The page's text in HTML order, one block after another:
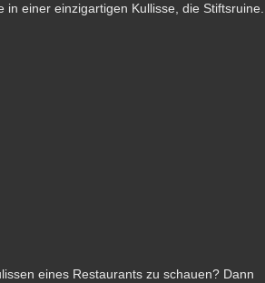
einer einzigartigen Kullisse, die Stiftsruine.
eines Restaurants zu schauen? Dann